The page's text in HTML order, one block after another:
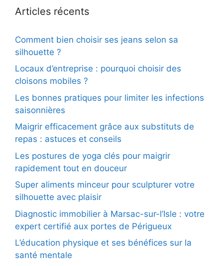
Articles récents
Comment bien choisir ses jeans selon sa
silhouette ?
Locaux d’entreprise : pourquoi choisir des
cloisons mobiles ?
Les bonnes pratiques pour limiter les infections
saisonnières
Maigrir efficacement grâce aux substituts de
repas : astuces et conseils
Les postures de yoga clés pour maigrir
rapidement tout en douceur
Super aliments minceur pour sculpturer votre
silhouette avec plaisir
Diagnostic immobilier à Marsac-sur-l’Isle : votre
expert certifié aux portes de Périgueux
L’éducation physique et ses bénéfices sur la
santé mentale